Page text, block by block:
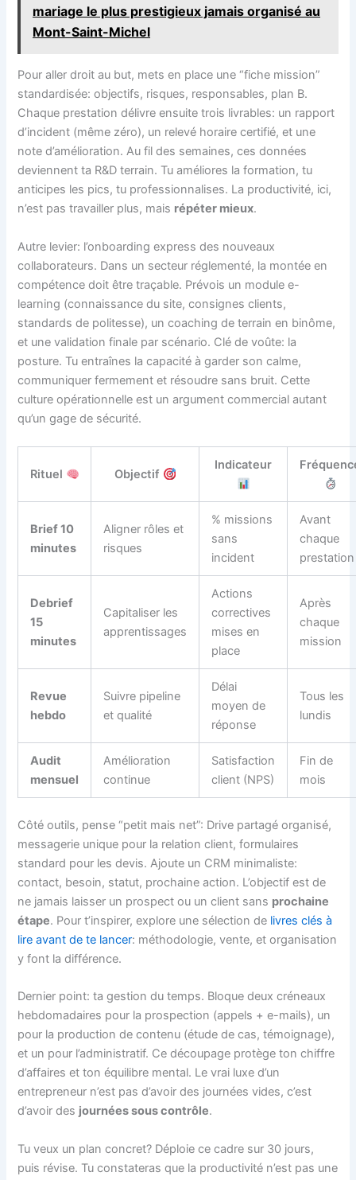
mariage le plus prestigieux jamais organisé au
Mont-Saint-Michel
Pour aller droit au but, mets en place une “fiche mission”
standardisée: objectifs, risques, responsables, plan B.
Chaque prestation délivre ensuite trois livrables: un rapport
d’incident (même zéro), un relevé horaire certifié, et une
note d’amélioration. Au fil des semaines, ces données
deviennent ta R&D terrain. Tu améliores la formation, tu
anticipes les pics, tu professionnalises. La productivité, ici,
n’est pas travailler plus, mais répéter mieux.
Autre levier: l’onboarding express des nouveaux
collaborateurs. Dans un secteur réglementé, la montée en
compétence doit être traçable. Prévois un module e-
learning (connaissance du site, consignes clients,
standards de politesse), un coaching de terrain en binôme,
et une validation finale par scénario. Clé de voûte: la
posture. Tu entraînes la capacité à garder son calme,
communiquer fermement et résoudre sans bruit. Cette
culture opérationnelle est un argument commercial autant
qu’un gage de sécurité.
Rituel Objectif
Indicateur
Brief 10
minutes
Aligner rôles et
risques
% missions
sans
incident
Avant
chaque
prestation
Debrief
15
minutes
Capitaliser les
apprentissages
Actions
correctives
mises en
place
Après
chaque
mission
Revue
hebdo
Suivre pipeline
et qualité
Délai
moyen de
réponse
Tous les
lundis
Audit
mensuel
Amélioration
continue
Satisfaction
client (NPS)
Fin de
mois
Côté outils, pense “petit mais net”: Drive partagé organisé,
messagerie unique pour la relation client, formulaires
standard pour les devis. Ajoute un CRM minimaliste:
contact, besoin, statut, prochaine action. L’objectif est de
ne jamais laisser un prospect ou un client sans prochaine
étape. Pour t’inspirer, explore une sélection de livres clés à
lire avant de te lancer: méthodologie, vente, et organisation
y font la différence.
Dernier point: ta gestion du temps. Bloque deux créneaux
hebdomadaires pour la prospection (appels + e-mails), un
pour la production de contenu (étude de cas, témoignage),
et un pour l’administratif. Ce découpage protège ton chiffre
d’affaires et ton équilibre mental. Le vrai luxe d’un
entrepreneur n’est pas d’avoir des journées vides, c’est
d’avoir des journées sous contrôle.
Tu veux un plan concret? Déploie ce cadre sur 30 jours,
puis révise. Tu constateras que la productivité n’est pas une